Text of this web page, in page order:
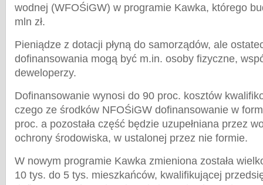
wodnej (WFOŚiGW) w programie Kawka, którego
mln zł.
Pieniądze z dotacji płyną do samorządów, ale
dofinansowania mogą być m.in. osoby fizyczne,
deweloperzy.
Dofinansowanie wynosi do 90 proc. kosztów
czego ze środków NFOŚiGW dofinansowanie w
proc. a pozostała część będzie uzupełniana przez
ochrony środowiska, w ustalonej przez nie formie.
W nowym programie Kawka zmieniona została
10 tys. do 5 tys. mieszkańców, kwalifikującej